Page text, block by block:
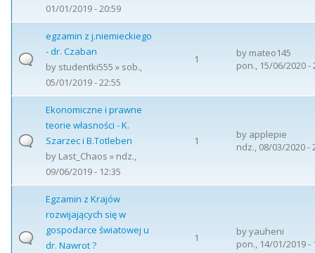
01/01/2019 - 20:59
egzamin z j.niemieckiego
- dr. Czaban
by studentki555 » sob.,
05/01/2019 - 22:55
1 by mateo145
pon., 15/06/2020 -
Ekonomiczne i prawne
teorie własności - K.
Szarzec i B.Totleben
by Last_Chaos » ndz.,
09/06/2019 - 12:35
1 by applepie
ndz., 08/03/2020 -
Egzamin z Krajów
rozwijających się w
gospodarce światowej u
dr. Nawrot ?
1 byyauheni
pon., 14/01/2019 -